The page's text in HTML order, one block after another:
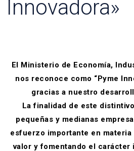
Innovadora»
El Ministerio de Economía,
nos reconoce como “Pyme
gracias a nuestro
La finalidad de este
pequeñas y medianas
esfuerzo importante en materia
valor y fomentando el carácter